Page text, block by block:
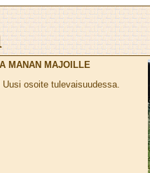
MANAN MAJOILLE
Uusi osoite tulevaisuudessa.